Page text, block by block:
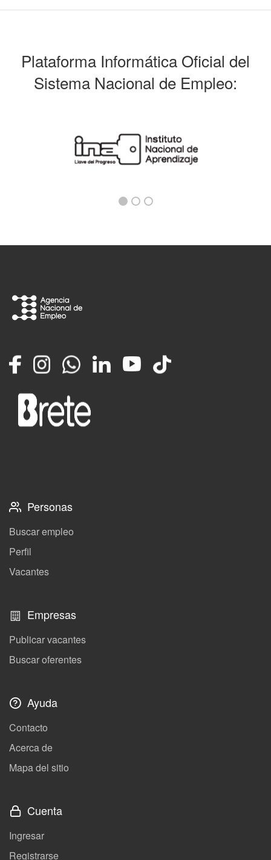
Plataforma Informática Oficial del
Sistema Nacional de Empleo:
FacebookInstagramWhatsappLinkedInYouTube
TikTok
Personas
Buscar empleo
Perfil
Vacantes
Empresas
Publicar vacantes
Buscar oferentes
Ayuda
Contacto
Acerca de
Mapa del sitio
Cuenta
Ingresar
Registrarse